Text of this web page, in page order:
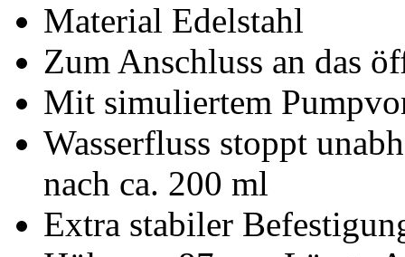
Material Edelstahl
Zum Anschluss an das
Mit simuliertem
Wasserfluss stoppt
nach ca. 200 ml
Extra stabiler